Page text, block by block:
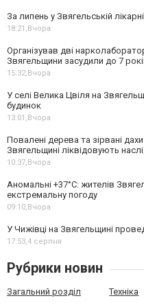
За липень у Звягельській
18:21, Вчора
Організував дві
Звягельщини засудили до 7
15:32, Вчора
У селі Велика Цвіля на
будинок
13:01, Вчора
Повалені дерева та зірвані
Звягельщині ліквідовують
10:37, Вчора
Аномальні +37°C: жителів
екстремальну погоду
09:10, Вчора
У Чижівці на Звягельщині
17:53,4 серпня
Рубрики новин
Загальний розділ Техніка